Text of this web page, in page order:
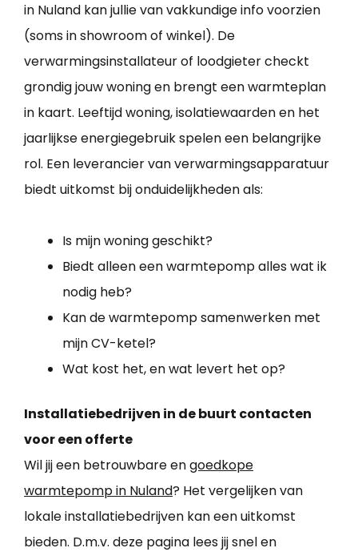
in Nuland kan jullie van vakkundige info voorzien
(soms in showroom of winkel). De
verwarmingsinstallateur of loodgieter checkt
grondig jouw woning en brengt een warmteplan
in kaart. Leeftijd woning, isolatiewaarden en het
jaarlijkse energiegebruik spelen een belangrijke
rol. Een leverancier van verwarmingsapparatuur
biedt uitkomst bij onduidelijkheden als:
Is mijn woning geschikt?
Biedt alleen een warmtepomp alles wat ik
nodig heb?
Kan de warmtepomp samenwerken met
mijn CV-ketel?
Wat kost het, en wat levert het op?
Installatiebedrijven in de buurt contacten
voor een offerte
Wil jij een betrouwbare engoedkope
warmtepomp in Nuland? Het vergelijken van
lokale installatiebedrijven kan een uitkomst
bieden. D.m.v. deze pagina lees jij snel en